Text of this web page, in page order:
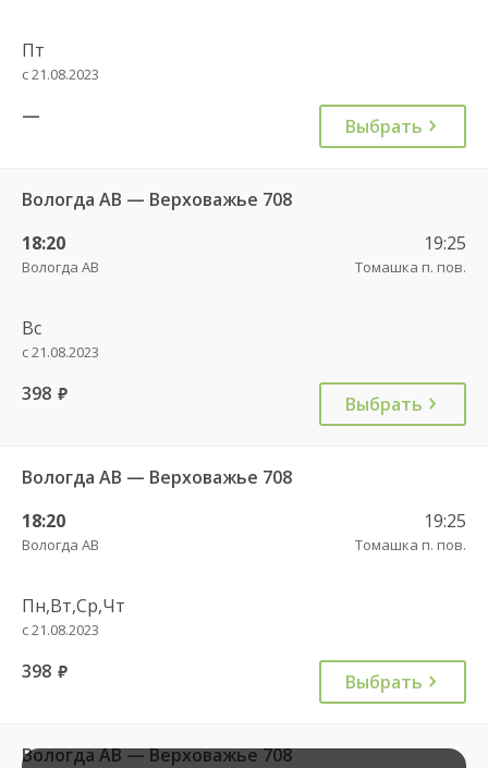
Пт
с 21.08.2023
— Выбрать
Вологда АВ — Верховажье 708
18:20
Вологда АВ
19:25
Томашка п. пов.
Вс
с 21.08.2023
398 руб. Выбрать
Вологда АВ — Верховажье 708
18:20
Вологда АВ
19:25
Томашка п. пов.
Пн,Вт,Ср,Чт
с 21.08.2023
398 руб. Выбрать
Вологда АВ — Верховажье 708